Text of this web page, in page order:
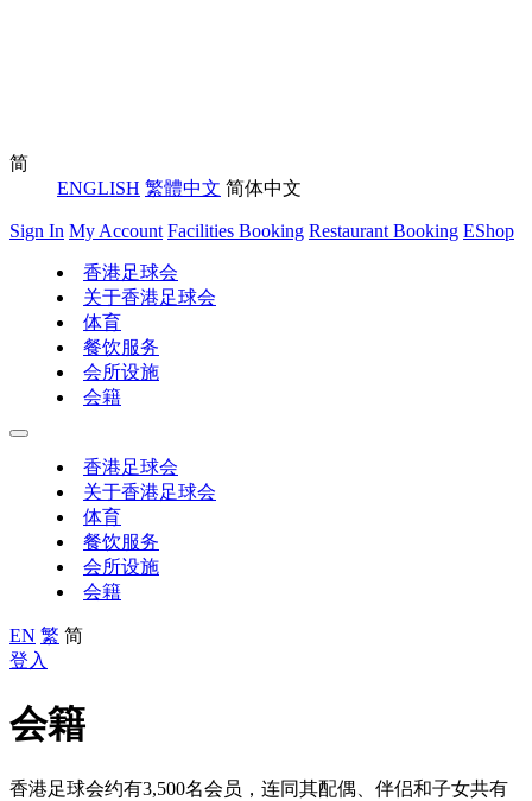
简
ENGLISH 繁體中文 简体中文
Sign In My Account Facilities Booking Restaurant Booking EShop
香港足球会
关于香港足球会
体育
餐饮服务
会所设施
会籍
香港足球会
关于香港足球会
体育
餐饮服务
会所设施
会籍
EN 繁 简
登入
会籍
香港足球会约有3,500名会员，连同其配偶、伴侣和子女共有